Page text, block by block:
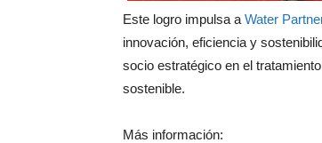
Este logro impulsa a Water
innovación, eficiencia y
socio estratégico en el
sostenible.
Más información: